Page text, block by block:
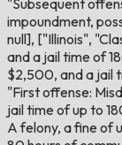
"Subsequent
impoundment,
null], ["Illinois",
and a jail time of
$2,500, and a jail
"First offense:
jail time of up to
A felony, a fine of